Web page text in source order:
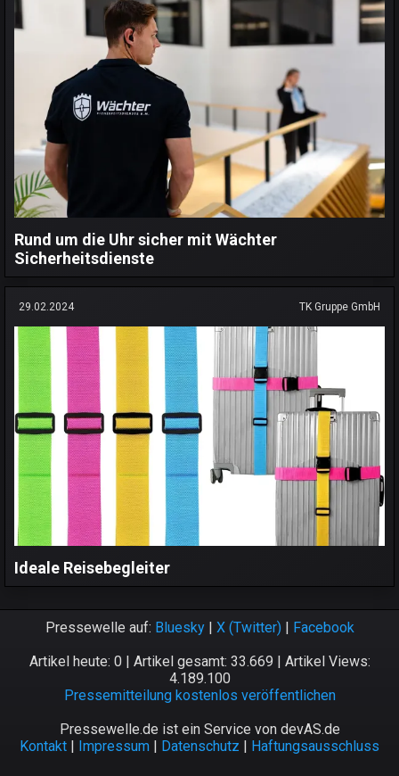
Rund um die Uhr sicher mit Wächter
Sicherheitsdienste
29.02.2024 TK Gruppe GmbH
Ideale Reisebegleiter
Pressewelle auf: Bluesky| X (Twitter)| Facebook
Artikel heute: 0 | Artikel gesamt: 33.669 | Artikel Views:
4.189.100
Pressemitteilung kostenlos veröffentlichen
Pressewelle.de ist ein Service von devAS.de
Kontakt | Impressum | Datenschutz | Haftungsausschluss